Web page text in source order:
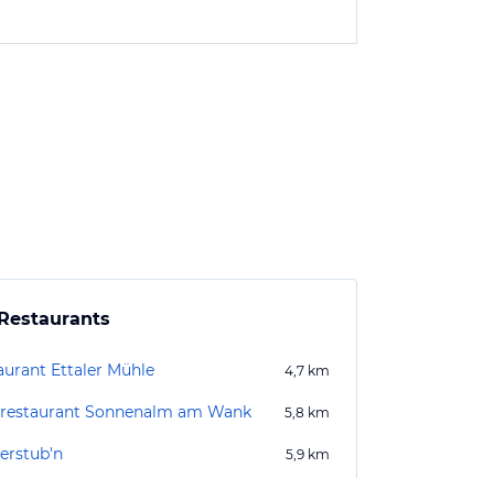
Ettaler Mühle 4,7 km
Sonnenalm am Wank 5,8 km
5,9 km